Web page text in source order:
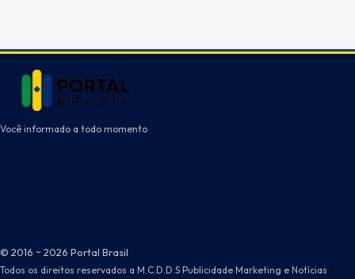
Você informado a todo momento
© 2016 ~ 2026 Portal Brasil
Todos os direitos reservados a M.C.D.D.S Publicidade Marketing e Notícias